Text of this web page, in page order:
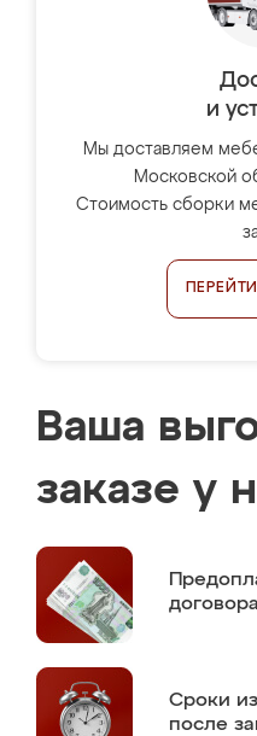
и
Мы доставляем
Московской
Стоимость сборки
Ваша
заказе у
договора
Сроки
после